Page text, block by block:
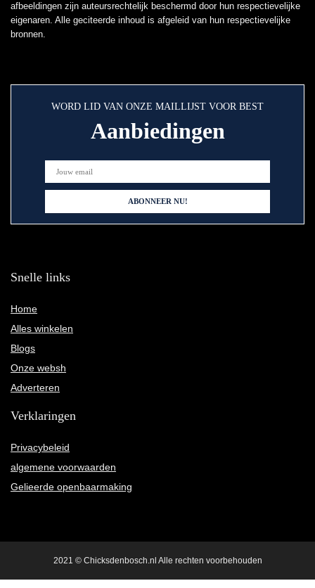
afbeeldingen zijn auteursrechtelijk beschermd door hun respectievelijke
eigenaren. Alle geciteerde inhoud is afgeleid van hun respectievelijke
bronnen.
WORD LID VAN ONZE MAILLIJST VOOR BEST
Aanbiedingen
Snelle links
Home
Alles winkelen
Blogs
Onze websh
Adverteren
Verklaringen
Privacybeleid
algemene voorwaarden
Gelieerde openbaarmaking
2021 © Chicksdenbosch.nl Alle rechten voorbehouden